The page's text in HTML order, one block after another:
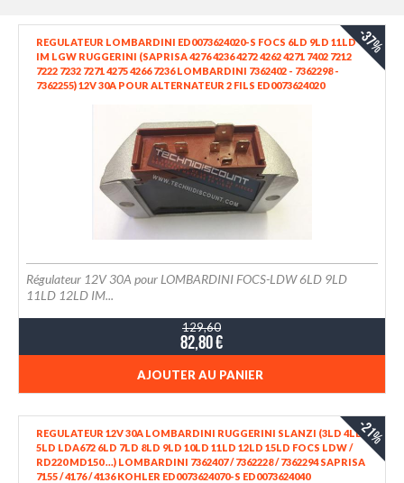
REGULATEUR LOMBARDINI ED0073624020-S FOCS 6LD 9LD 11LD
IM LGW RUGGERINI (SAPRISA 4276 4236 4272 4262 4271 7402 7212
7222 7232 7271 4275 4266 7236 LOMBARDINI 7362402 - 7362298 -
7362255) 12V 30A POUR ALTERNATEUR 2 FILS ED0073624020
-37%
Régulateur 12V 30A pour LOMBARDINI FOCS-LDW 6LD 9LD
11LD 12LD IM...
129,60
82,80 €
AJOUTER AU PANIER
REGULATEUR 12V 30A LOMBARDINI RUGGERINI SLANZI (3LD 4LD
5LD LDA672 6LD 7LD 8LD 9LD 10LD 11LD 12LD 15LD FOCS LDW /
RD220 MD150 ...) LOMBARDINI 7362407 / 7362228 / 7362294 SAPRISA
7155 / 4176 / 4136 KOHLER ED0073624070-S ED0073624040
-21%